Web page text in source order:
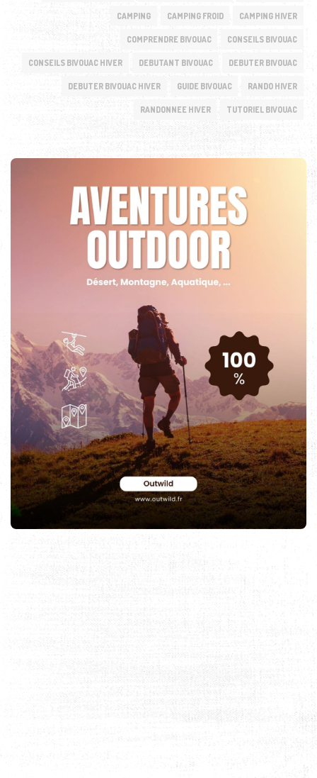
CAMPING CAMPING FROID CAMPING HIVER
COMPRENDRE BIVOUAC CONSEILS BIVOUAC
CONSEILS BIVOUAC HIVER DEBUTANT BIVOUAC DEBUTER BIVOUAC
DEBUTER BIVOUAC HIVER GUIDE BIVOUAC RANDO HIVER
RANDONNEE HIVER TUTORIEL BIVOUAC